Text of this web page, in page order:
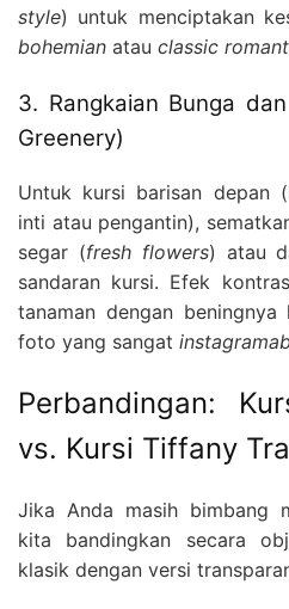
style) untuk menciptakan
bohemian atau classic
3. Rangkaian Bunga
Greenery)
Untuk kursi barisan depan
inti atau pengantin),
segar (fresh flowers) atau
sandaran kursi. Efek
tanaman dengan beningnya
foto yang sangat
Perbandingan:
vs. Kursi Tiffany
Jika Anda masih bimbang
kita bandingkan secara
klasik dengan versi